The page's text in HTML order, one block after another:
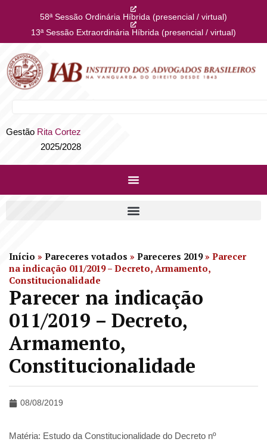
58ª Sessão Ordinária Híbrida (presencial / virtual)
13ª Sessão Extraordinária Híbrida (presencial / virtual)
Gestão Rita Cortez
2025/2028
Início » Pareceres votados » Pareceres 2019» Parecer
na indicação 011/2019 – Decreto, Armamento,
Constitucionalidade
Parecer na indicação
011/2019 – Decreto,
Armamento,
Constitucionalidade
08/08/2019
Matéria: Estudo da Constitucionalidade do Decreto nº